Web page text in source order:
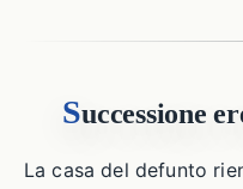
Successione
La casa del defunto